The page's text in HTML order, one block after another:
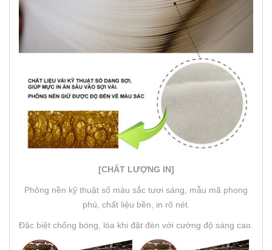
[CHẤT LƯỢNG IN]
Phông nền kỹ thuật số màu sắc tươi sáng, mẫu mã phong
phú, chất liệu bền, in rõ nét.
Đặc biệt chống bóng, lóa khi đặt đèn với cường độ sáng cao.